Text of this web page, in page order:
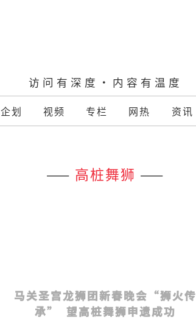
访问有深度·内容有温度
企划 视频 专栏 网热 资讯
—— 高桩舞狮 ——
马关圣宫龙狮团新春晚会“狮火传
承”  望高桩舞狮申遗成功